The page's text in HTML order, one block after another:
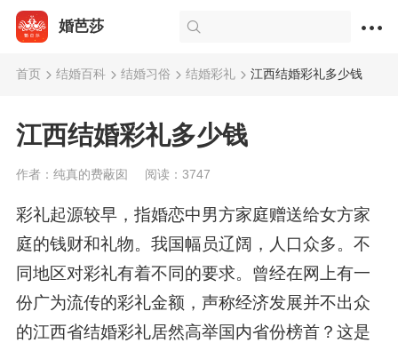
婚芭莎
首页 结婚百科 结婚习俗 结婚彩礼 江西结婚彩礼多少钱
江西结婚彩礼多少钱
作者：纯真的费蔽囱 阅读：3747
彩礼起源较早，指婚恋中男方家庭赠送给女方家
庭的钱财和礼物。我国幅员辽阔，人口众多。不
同地区对彩礼有着不同的要求。曾经在网上有一
份广为流传的彩礼金额，声称经济发展并不出众
的江西省结婚彩礼居然高举国内省份榜首？这是